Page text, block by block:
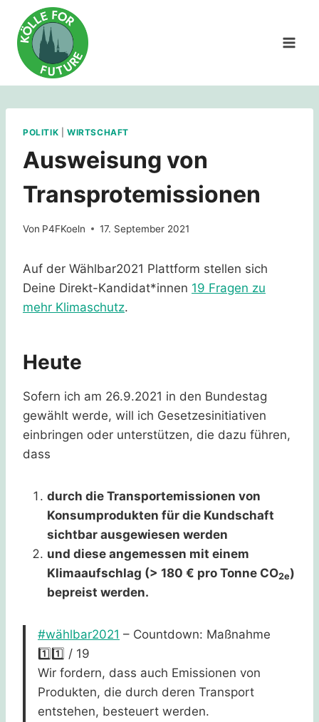
Inhalt
springen
POLITIK WIRTSCHAFT
Ausweisung von
Transprotemissionen
Von P4FKoeln 17. September 2021
Auf der Wählbar2021 Plattform stellen sich
Deine Direkt-Kandidat*innen 19 Fragen zu
mehr Klimaschutz.
Heute
Sofern ich am 26.9.2021 in den Bundestag
gewählt werde, will ich Gesetzesinitiativen
einbringen oder unterstützen, die dazu führen,
dass
durch die Transportemissionen von
Konsumprodukten für die Kundschaft
sichtbar ausgewiesen werden
und diese angemessen mit einem
Klimaaufschlag (> 180 € pro Tonne CO2e)
bepreist werden.
#wählbar2021 – Countdown: Maßnahme
1️⃣1️⃣ / 19
Wir fordern, dass auch Emissionen von
Produkten, die durch deren Transport
entstehen, besteuert werden.